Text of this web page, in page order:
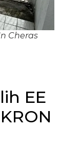
Cheras
EE